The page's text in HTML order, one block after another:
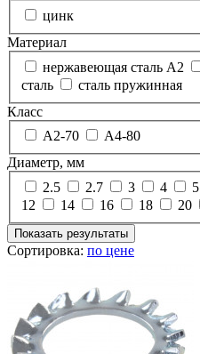
цинк
Материал
нержавеющая сталь А2
сталь
сталь пружинная
Класс
А2-70
А4-80
Диаметр, мм
2.5
2.7 3 4 5
12
14 16 18 20
Показать результаты
Сортировка: по цене